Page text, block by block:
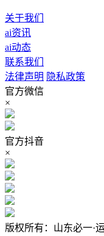
关于我们
ai资讯
ai动态
联系我们
法律声明 隐私政策
官方微信
×
官方抖音
×
版权所有：山东必一·